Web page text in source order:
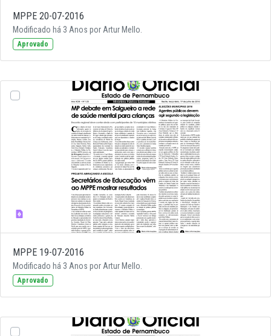
MPPE 20-07-2016
Modificado há 3 Anos por Artur Mello.
Aprovado
MPPE 19-07-2016
Modificado há 3 Anos por Artur Mello.
Aprovado